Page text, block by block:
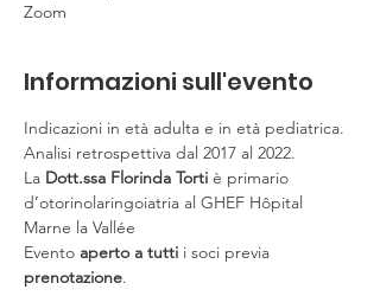
Zoom
Informazioni sull'evento
Indicazioni in età adulta e in età pediatrica.
Analisi retrospettiva dal 2017 al 2022.
La Dott.ssa Florinda Torti è primario
d’otorinolaringoiatria al GHEF Hôpital
Marne la Vallée
Evento aperto a tutti i soci previa
prenotazione.